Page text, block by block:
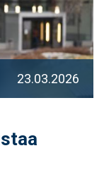
23.03.2026